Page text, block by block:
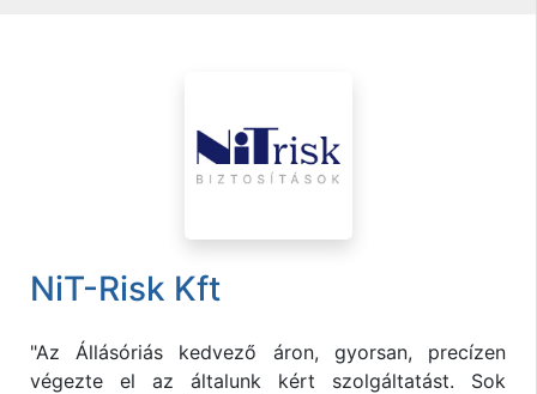
NiT-Risk Kft
"Az Állásóriás kedvező áron, gyorsan, precízen
végezte el az általunk kért szolgáltatást. Sok